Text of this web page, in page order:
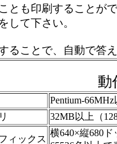
とも印刷することがで
して下さい。
ることで、自動で答
動
Pentium-66MHz
32MB以上（
ィックス
横640×縦680ド